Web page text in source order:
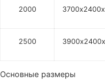
2000
2500
Основные размеры